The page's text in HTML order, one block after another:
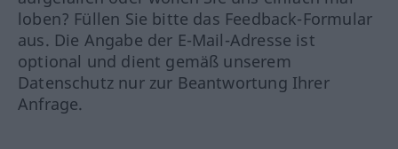
loben? Füllen Sie bitte das Feedback-Formular
aus. Die Angabe der E-Mail-Adresse ist
optional und dient gemäß unserem
Datenschutz nur zur Beantwortung Ihrer
Anfrage.